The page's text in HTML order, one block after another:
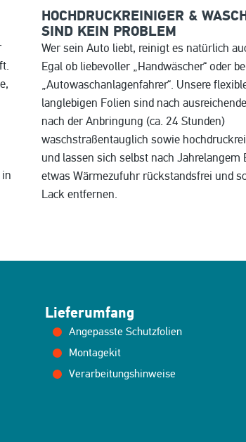
HOCHDRUCKREINIGER &
IND KEIN PROBLEM
Wer sein Auto liebt, reinigt es natürlich
Egal ob liebevoller „Handwäscher“ oder
„Autowaschanlagenfahrer“. Unsere
langlebigen Folien sind nach
nach der Anbringung (ca. 24 Stunden)
waschstraßentauglich sowie
und lassen sich selbst nach Jahrelangem
etwas Wärmezufuhr rückstandsfrei und
Lack entfernen.
Lieferumfang
Angepasste Schutzfolien
Montagekit
Verarbeitungshinweise